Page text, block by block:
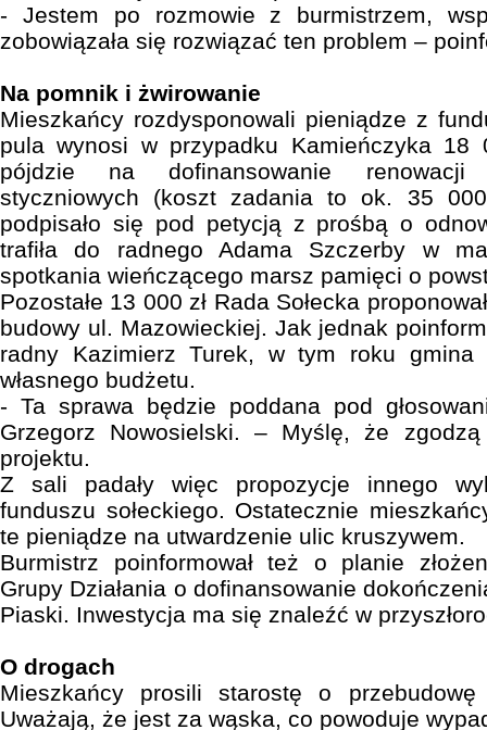
- Jestem po rozmowie z burmistrzem,
zobowiązała się rozwiązać ten problem –
Na pomnik i żwirowanie
Mieszkańcy rozdysponowali pieniądze z
pula wynosi w przypadku Kamieńczyka
pójdzie na dofinansowanie renowacji
styczniowych (koszt zadania to ok. 35
podpisało się pod petycją z prośbą o
trafiła do radnego Adama Szczerby w
spotkania wieńczącego marsz pamięci o
Pozostałe 13 000 zł Rada Sołecka
budowy ul. Mazowieckiej. Jak jednak
radny Kazimierz Turek, w tym roku
własnego budżetu.
- Ta sprawa będzie poddana pod
Grzegorz Nowosielski. – Myślę, że
projektu.
Z sali padały więc propozycje innego
funduszu sołeckiego. Ostatecznie
te pieniądze na utwardzenie ulic kruszywem.
Burmistrz poinformował też o planie
Grupy Działania o dofinansowanie
Piaski. Inwestycja ma się znaleźć w
O drogach
Mieszkańcy prosili starostę o
Uważają, że jest za wąska, co powoduje